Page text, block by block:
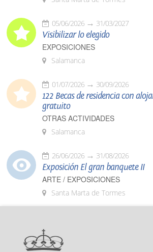
05/06/2026 31/03/2027
Visibilizar lo elegido
EXPOSICIONES
Salamanca
01/07/2026 30/09/2026
122 Becas de residencia con
gratuito
OTRAS ACTIVIDADES
Salamanca
26/06/2026 31/08/2026
Exposición El gran banquete II
ARTE / EXPOSICIONES
Santa Marta de Tormes